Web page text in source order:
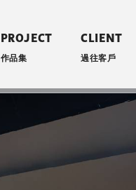
PROJECT
作品集
CLIENT
過往客戶